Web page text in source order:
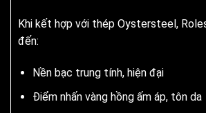
Khi kết hợp với thép Oystersteel,
đến:
Nền bạc trung tính, hiện đại
Điểm nhấn vàng hồng ấm áp, tôn da